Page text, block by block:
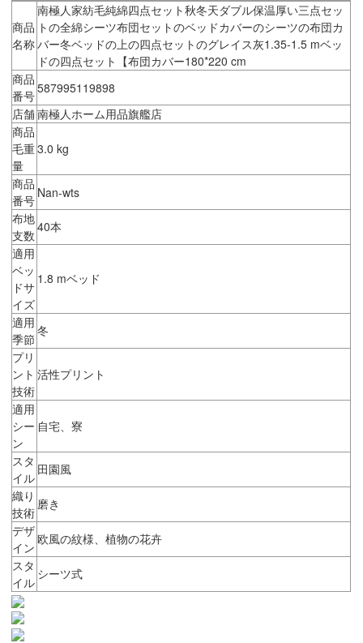
商品
名称
南極人家紡毛純綿四点セット秋冬天ダブル保温厚い三点セッ
トの全綿シーツ布団セットのベッドカバーのシーツの布団カ
バー冬ベッドの上の四点セットのグレイス灰1.35-1.5 mベッ
ドの四点セット【布団カバー180*220 cm
商品
番号587995119898
店舗南極人ホーム用品旗艦店
商品
毛重
量
3.0 kg
商品
番号 Nan-wts
布地
支数
40本
適用
ベッ
ドサ
イズ
1.8 mベッド
適用
季節
冬
プリ
ント
技術
活性プリント
適用
シー
ン
自宅、寮
スタ
イル
田園風
織り
技術
磨き
デザ
イン
欧風の紋様、植物の花卉
スタ
イル
シーツ式